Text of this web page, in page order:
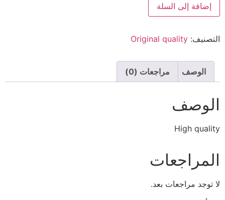
إضافة إلى السلة
التصنيف: Original quality
الوصف مراجعات (0)
الوصف
High quality
المراجعات
لا توجد مراجعات بعد.